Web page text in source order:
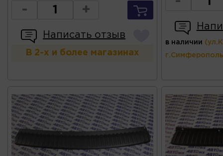
- +
Написать отзыв
В 2-х и более магазинах
в наличии